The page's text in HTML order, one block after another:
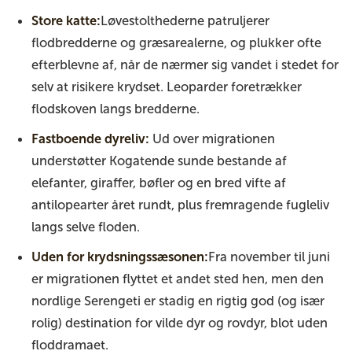
Store katte:Løvestolthederne patruljerer
flodbredderne og græsarealerne, og plukker ofte
efterblevne af, når de nærmer sig vandet i stedet for
selv at risikere krydset. Leoparder foretrækker
flodskoven langs bredderne.
Fastboende dyreliv: Ud over migrationen
understøtter Kogatende sunde bestande af
elefanter, giraffer, bøfler og en bred vifte af
antilopearter året rundt, plus fremragende fugleliv
langs selve floden.
Uden for krydsningssæsonen:Fra november til juni
er migrationen flyttet et andet sted hen, men den
nordlige Serengeti er stadig en rigtig god (og især
rolig) destination for vilde dyr og rovdyr, blot uden
floddramaet.